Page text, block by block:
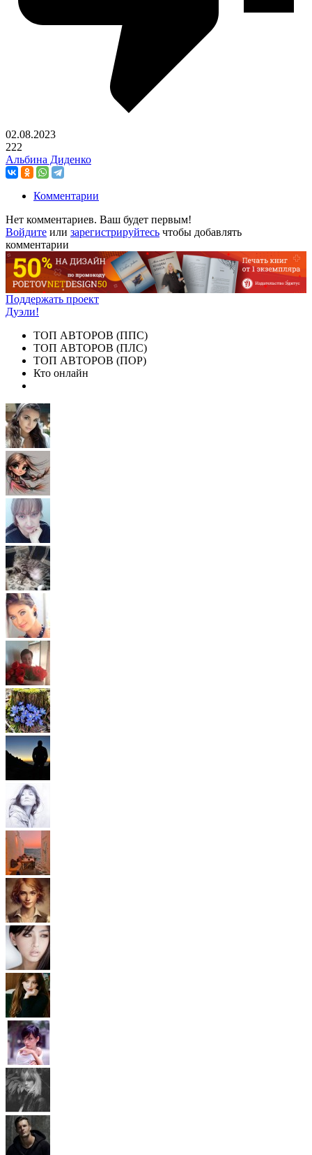
02.08.2023
222
Альбина Диденко
Комментарии
Нет комментариев. Ваш будет первым!
Войдите или зарегистрируйтесь чтобы добавлять
комментарии
Поддержать проект
Дуэли!
ТОП АВТОРОВ (ППС)
ТОП АВТОРОВ (ПЛС)
ТОП АВТОРОВ (ПОР)
Кто онлайн